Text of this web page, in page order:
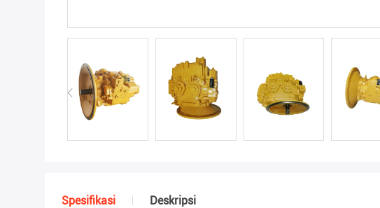
Spesifikasi Deskripsi